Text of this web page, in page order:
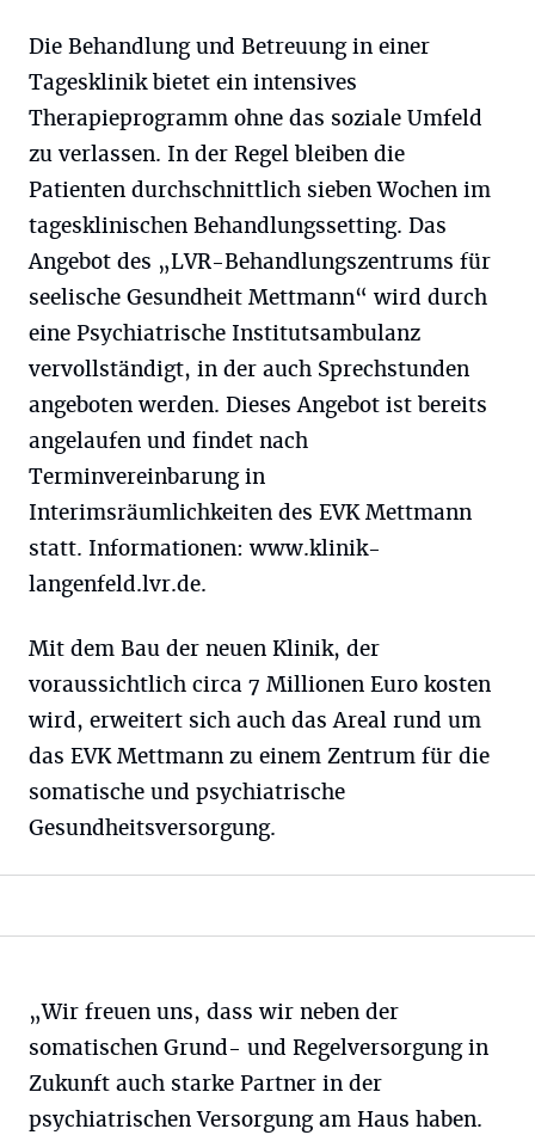
Die Behandlung und Betreuung in einer
Tagesklinik bietet ein intensives
Therapieprogramm ohne das soziale Umfeld
zu verlassen. In der Regel bleiben die
Patienten durchschnittlich sieben Wochen im
tagesklinischen Behandlungssetting. Das
Angebot des „LVR-Behandlungszentrums für
seelische Gesundheit Mettmann“ wird durch
eine Psychiatrische Institutsambulanz
vervollständigt, in der auch Sprechstunden
angeboten werden. Dieses Angebot ist bereits
angelaufen und findet nach
Terminvereinbarung in
Interimsräumlichkeiten des EVK Mettmann
statt. Informationen: www.klinik-
langenfeld.lvr.de.
Mit dem Bau der neuen Klinik, der
voraussichtlich circa 7 Millionen Euro kosten
wird, erweitert sich auch das Areal rund um
das EVK Mettmann zu einem Zentrum für die
somatische und psychiatrische
Gesundheitsversorgung.
„Wir freuen uns, dass wir neben der
somatischen Grund- und Regelversorgung in
Zukunft auch starke Partner in der
psychiatrischen Versorgung am Haus haben.